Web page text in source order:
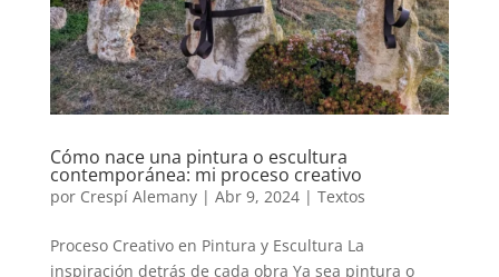
Cómo nace una pintura o escultura
contemporánea: mi proceso creativo
por Crespí Alemany| Abr 9, 2024| Textos
Proceso Creativo en Pintura y Escultura La
inspiración detrás de cada obra Ya sea pintura o